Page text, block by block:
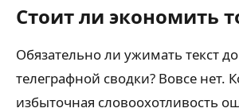
Стоит ли экономить
Обязательно ли ужимать текст
телеграфной сводки? Вовсе нет.
избыточная словоохотливость